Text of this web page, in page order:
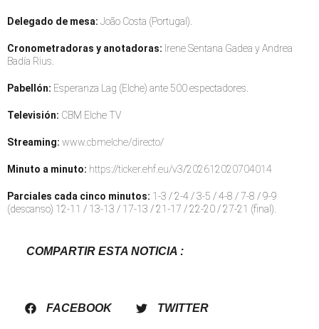
Delegado de mesa: João Costa (Portugal).
Cronometradoras y anotadoras: Irene Sentana Gadea y Andrea
Badía Rius.
Pabellón: Esperanza Lag (Elche) ante 500 espectadores.
Televisión: CBM Elche TV
Streaming: www.cbmelche/directo/
Minuto a minuto: https://ticker.ehf.eu/v3/202612020704014
Parciales cada cinco minutos: 1-3 / 2-4 / 3-5 / 4-8 / 7-8 / 9-9
(descanso) 12-11 / 13-13 / 17-13 / 21-17 / 22-20 / 27-21 (final).
COMPARTIR ESTA NOTICIA :
FACEBOOK TWITTER